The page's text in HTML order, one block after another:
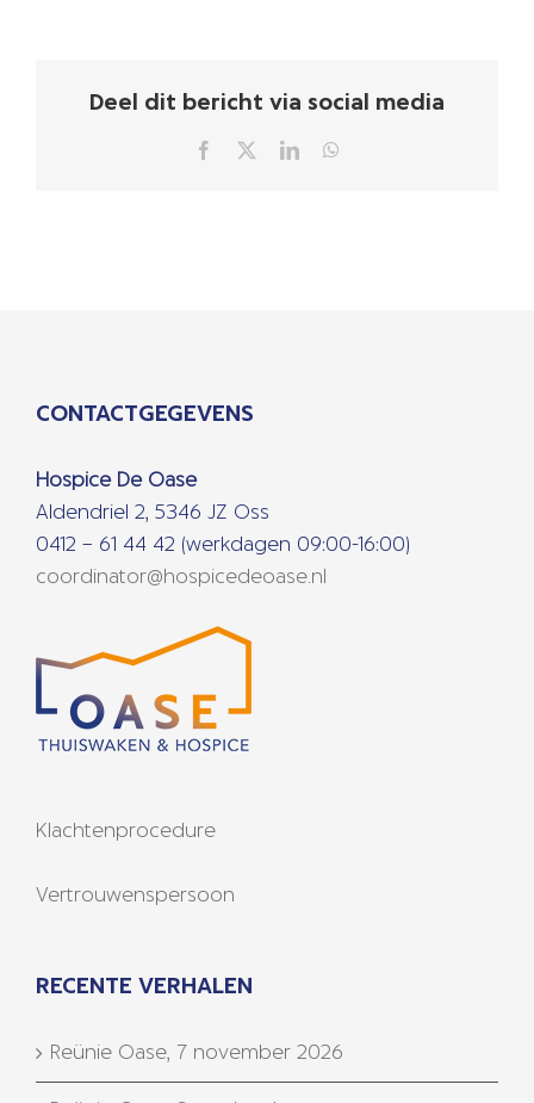
Deel dit bericht via social media
Facebook LinkedIn
CONTACTGEGEVENS
Hospice De Oase
Aldendriel 2, 5346 JZ Oss
0412 – 61 44 42 (werkdagen 09:00-16:00)
coordinator@hospicedeoase.nl
Klachtenprocedure
Vertrouwenspersoon
RECENTE VERHALEN
Reünie Oase, 7 november 2026